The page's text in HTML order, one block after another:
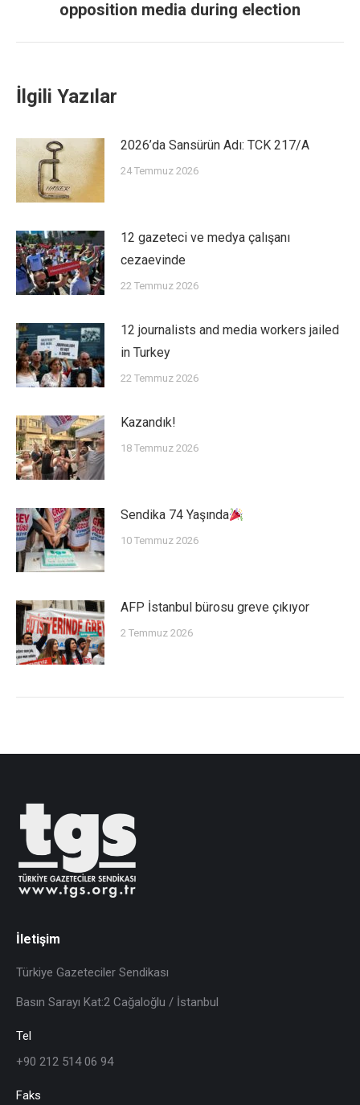
opposition media during election
İlgili Yazılar
2026’da Sansürün Adı: TCK 217/A
24 Temmuz 2026
12 gazeteci ve medya çalışanı
cezaevinde
22 Temmuz 2026
12 journalists and media workers jailed
in Turkey
22 Temmuz 2026
Kazandık!
18 Temmuz 2026
Sendika 74 Yaşında
10 Temmuz 2026
AFP İstanbul bürosu greve çıkıyor
2 Temmuz 2026
İletişim
Türkiye Gazeteciler Sendikası
Basın Sarayı Kat:2 Cağaloğlu / İstanbul
Tel
+90 212 514 06 94
Faks